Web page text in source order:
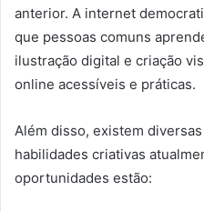
anterior. A internet
que pessoas comuns
ilustração digital e criação
online acessíveis e práticas.
Além disso, existem
habilidades criativas
oportunidades estão: